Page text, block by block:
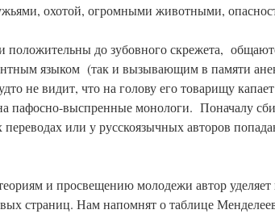
охотой, огромными животными,
положительны до зубовного скрежета,
языком (так и вызывающим в памяти
не видит, что на голову его товарищу
пафосно-выспренные монологи. Поначалу
или у русскоязычных авторов
и просвещению молодежи автор уделяет
страниц. Нам напомнят о таблице